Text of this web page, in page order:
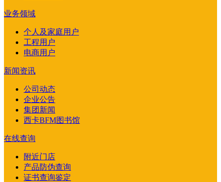
业务领域
个人及家庭用户
工程用户
电商用户
新闻资讯
公司动态
企业公告
集团新闻
西卡BFM图书馆
在线查询
附近门店
产品防伪查询
证书查询鉴定